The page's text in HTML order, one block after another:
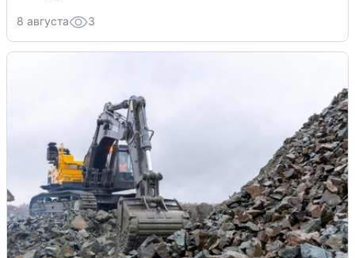
8 августа 3